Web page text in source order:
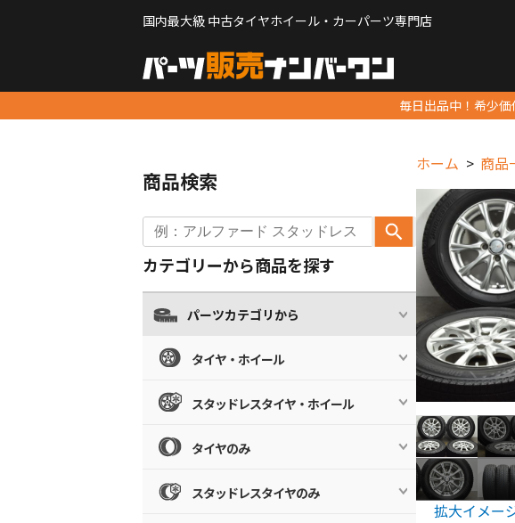
国内最大級 中古タイヤホイール・カーパーツ専門店
毎日出品中！希少
ホーム 商品
拡大イメー
商品検索
カテゴリーから商品を探す
パーツカテゴリから
タイヤ・ホイール
スタッドレスタイヤ・ホイール
タイヤのみ
スタッドレスタイヤのみ